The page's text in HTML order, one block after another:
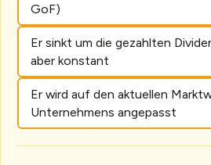
GoF)
Er sinkt um die gezahlten
aber konstant
Er wird auf den aktuellen
Unternehmens angepasst